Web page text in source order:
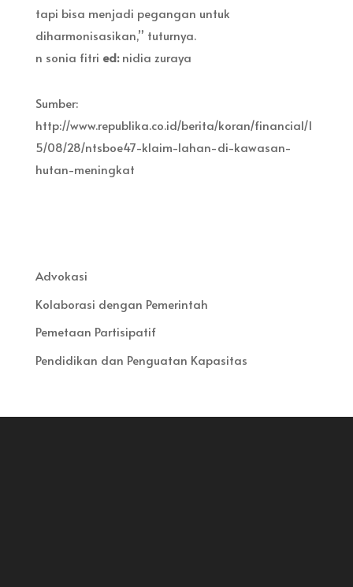
tapi bisa menjadi pegangan untuk
diharmonisasikan,” tuturnya.
n sonia fitri ed:nidia zuraya
Sumber:
http://www.republika.co.id/berita/koran/financial/1
5/08/28/ntsboe47-klaim-lahan-di-kawasan-
hutan-meningkat
Advokasi
Kolaborasi dengan Pemerintah
Pemetaan Partisipatif
Pendidikan dan Penguatan Kapasitas